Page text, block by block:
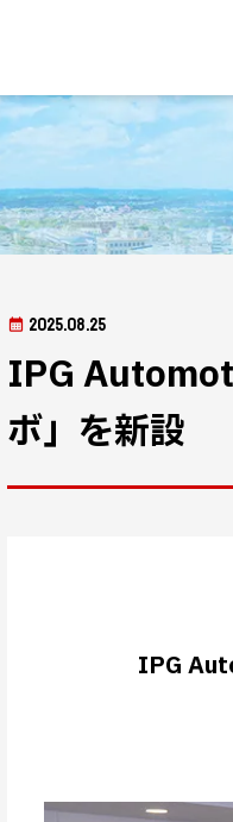
2025.08.25
IPG
ボ」を新設
IPG